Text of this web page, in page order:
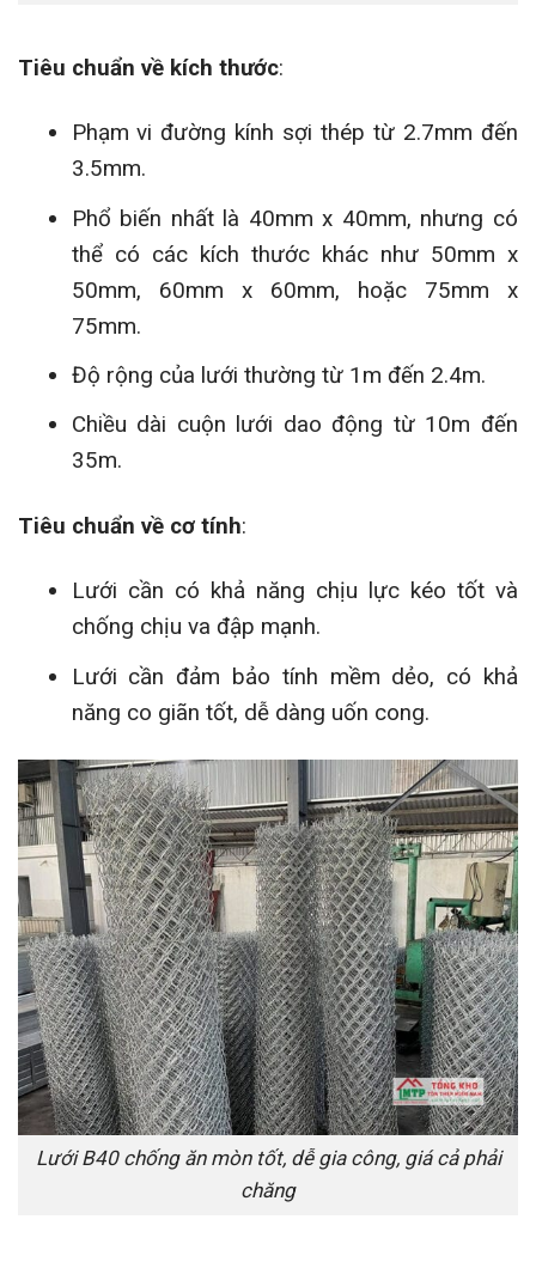
Tiêu chuẩn về kích thước:
Phạm vi đường kính sợi thép từ 2.7mm đến
3.5mm.
Phổ biến nhất là 40mm x 40mm, nhưng có
thể có các kích thước khác như 50mm x
50mm, 60mm x 60mm, hoặc 75mm x
75mm.
Độ rộng của lưới thường từ 1m đến 2.4m.
Chiều dài cuộn lưới dao động từ 10m đến
35m.
Tiêu chuẩn về cơ tính:
Lưới cần có khả năng chịu lực kéo tốt và
chống chịu va đập mạnh.
Lưới cần đảm bảo tính mềm dẻo, có khả
năng co giãn tốt, dễ dàng uốn cong.
Lưới B40 chống ăn mòn tốt, dễ gia công, giá cả phải
chăng